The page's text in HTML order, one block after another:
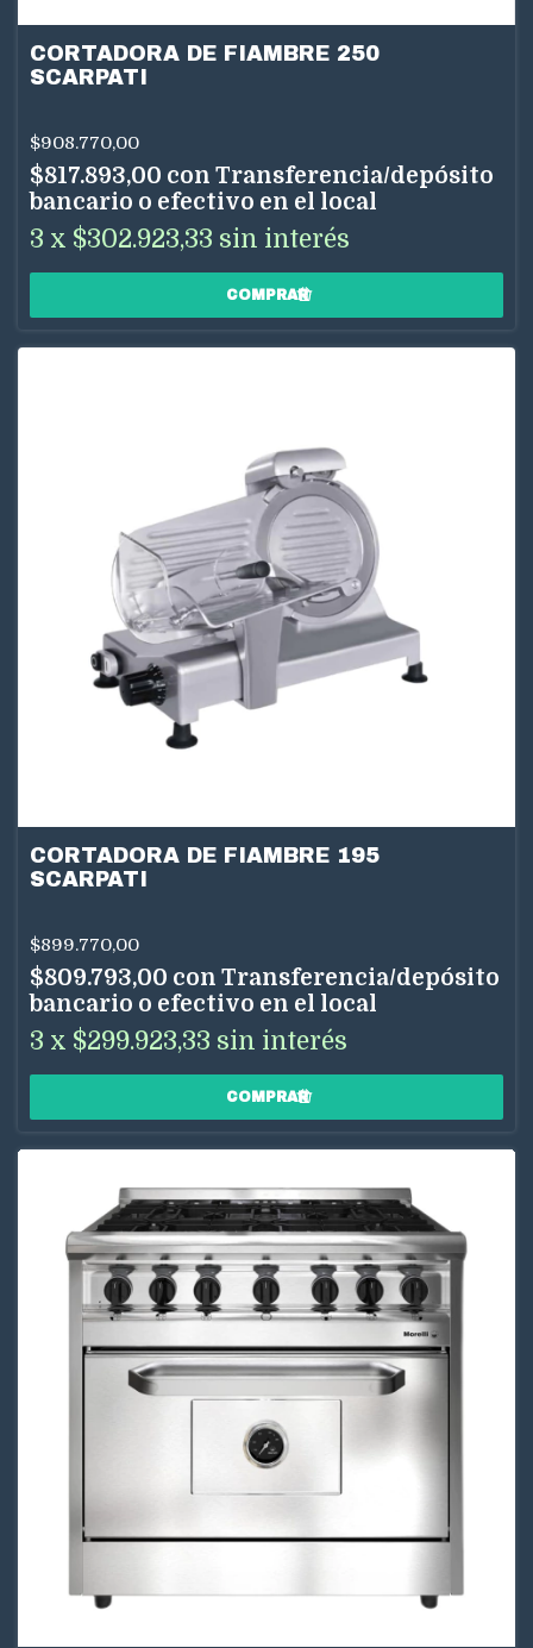
CORTADORA DE FIAMBRE 250
SCARPATI
$908.770,00
$817.893,00 con Transferencia/depósito
bancario o efectivo en el local
3 x $302.923,33 sin interés
CORTADORA DE FIAMBRE 195
SCARPATI
$899.770,00
$809.793,00 con Transferencia/depósito
bancario o efectivo en el local
3 x $299.923,33 sin interés